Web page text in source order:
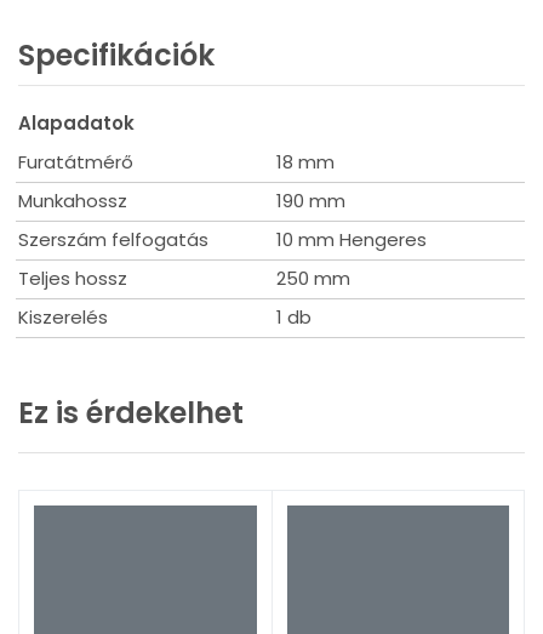
Specifikációk
Alapadatok
Furatátmérő
18 mm
Munkahossz
190 mm
Szerszám felfogatás
10 mm Hengeres
Teljes hossz
250 mm
Kiszerelés
1 db
Ez is érdekelhet